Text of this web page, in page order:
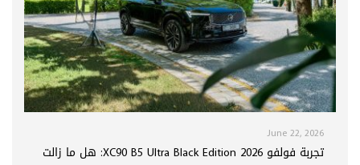
June 22, 2026
تجربة فولفو XC90 B5 Ultra Black Edition 2026: هل ما زالت